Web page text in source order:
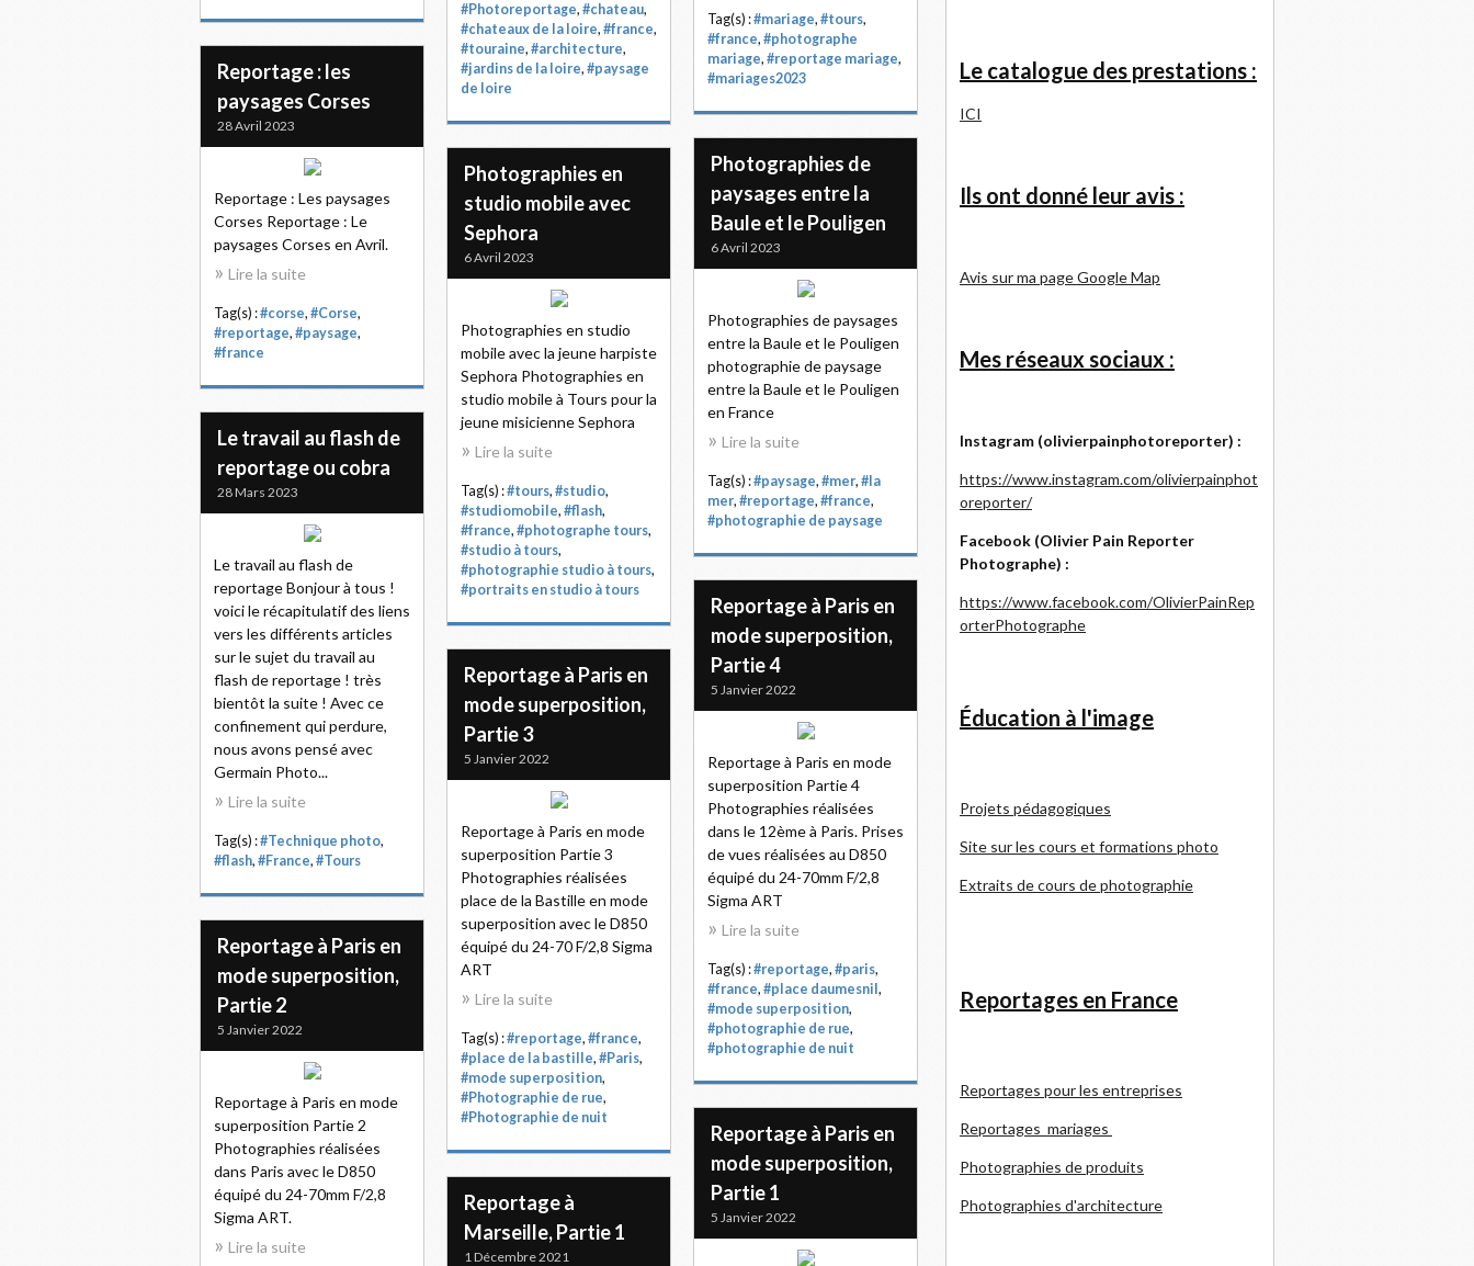
#Photoreportage, #chateau,
#chateaux de la loire, #france,
#touraine, #architecture,
#jardins de la loire, #paysage
de loire
Tag(s) :#mariage, #tours,
#france, #photographe
mariage, #reportage mariage,
#mariages2023
Reportage : les
paysages Corses
28 Avril 2023
Reportage : Les paysages
Corses Reportage : Le
paysages Corses en Avril.
Lire la suite
Tag(s) :#corse, #Corse,
#reportage, #paysage,
#france
Photographies de
paysages entre la
Baule et le Pouligen
6 Avril 2023
Photographies de paysages
entre la Baule et le Pouligen
photographie de paysage
entre la Baule et le Pouligen
en France
Lire la suite
Tag(s) :#paysage, #mer, #la
mer, #reportage, #france,
#photographie de paysage
Photographies en
studio mobile avec
Sephora
6 Avril 2023
Photographies en studio
mobile avec la jeune harpiste
Sephora Photographies en
studio mobile à Tours pour la
jeune misicienne Sephora
Lire la suite
Tag(s) :#tours, #studio,
#studiomobile, #flash,
#france, #photographe tours,
#studio à tours,
#photographie studio à tours,
#portraits en studio à tours
Le travail au flash de
reportage ou cobra
28 Mars 2023
Le travail au flash de
reportage Bonjour à tous !
voici le récapitulatif des liens
vers les différents articles
sur le sujet du travail au
flash de reportage ! très
bientôt la suite ! Avec ce
confinement qui perdure,
nous avons pensé avec
Germain Photo...
Lire la suite
Tag(s) :#Technique photo,
#flash, #France, #Tours
Reportage à Paris en
mode superposition,
Partie 4
5 Janvier 2022
Reportage à Paris en mode
superposition Partie 4
Photographies réalisées
dans le 12ème à Paris. Prises
de vues réalisées au D850
équipé du 24-70mm F/2,8
Sigma ART
Lire la suite
Tag(s) :#reportage, #paris,
#france, #place daumesnil ,
#mode superposition,
#photographie de rue,
#photographie de nuit
Reportage à Paris en
mode superposition,
Partie 3
5 Janvier 2022
Reportage à Paris en mode
superposition Partie 3
Photographies réalisées
place de la Bastille en mode
superposition avec le D850
équipé du 24-70 F/2,8 Sigma
ART
Lire la suite
Tag(s) :#reportage, #france,
#place de la bastille, #Paris,
#mode superposition,
#Photographie de rue,
#Photographie de nuit
Reportage à Paris en
mode superposition,
Partie 2
5 Janvier 2022
Reportage à Paris en mode
superposition Partie 2
Photographies réalisées
dans Paris avec le D850
équipé du 24-70mm F/2,8
Sigma ART.
Lire la suite
Reportage à Paris en
mode superposition,
Partie 1
5 Janvier 2022
Reportage à
Marseille, Partie 1
1 Décembre 2021
Le catalogue des prestations :
ICI
Ils ont donné leur avis :
Avis sur ma page Google Map
Mes réseaux sociaux :
Instagram (olivierpainphotoreporter) :
https://www.instagram.com/olivierpainphot
oreporter/
Facebook (Olivier Pain Reporter
Photographe) :
https://www.facebook.com/OlivierPainRep
orterPhotographe
Éducation à l'image
Projets pédagogiques
Site sur les cours et formations photo
Extraits de cours de photographie
Reportages en France
Reportages pour les entreprises
Reportages mariages
Photographies de produits
Photographies d'architecture